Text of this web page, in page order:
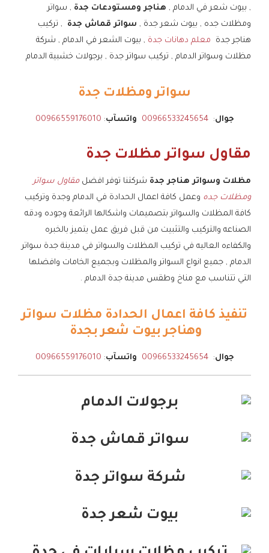
, بيوت شعر في الدمام , هناجر ومستودعات جدة , سواتر
ومظلات جده , بيوت شعر جدة , سواتر قماش جدة , تركيب
هناجر جدة معلم دهانات جدة , بيوت الشعر في الدمام , شركة
مظلات وسواتر الدمام , تركيب سواتر جدة , برجولات خشبية الدمام
سواتر ومظلات جدة
جوال:
00966533245654 واتسآب:
00966559176010
مقاول سواتر مظلات جدة
مظلات وسواتر هناجر جدة شركتنا توفر افضلمقاول سواتر
ومظلات جده وعمل كافة اعمال الحدادة في الدمام وجدة وتركيب
كافة المظلات والسواتر بتصميمات واشكالها الرائعة وجوده ودقه
الصناعه والتركيب والتثبيت من قبل فريق عمل يتميز بالخبره
والكفاءه العاليه في تركيب المظلات والسواتر في مدينة جدة سواتر
الدمام , جميع انواع السواتر والمظلات وبجميع الخامات وافضلها
التي تتناسب مع مناخ وطقس مدينة جدة الدمام .
تنفيذ كافة اعمال الحدادة مظلات سواتر
وهناجر بيوت شعر بجدة
جوال:
00966533245654 واتسآب:
00966559176010